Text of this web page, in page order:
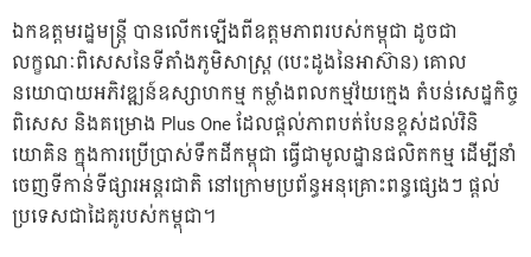
ឯកឧត្តមរដ្ឋមន្ត្រី បានលើកឡើងពីឧត្តមភាពរបស់កម្ពុជា ដូចជា
លក្ខណៈពិសេសនៃទីតាំងភូមិសាស្ត្រ​ (បេះដូងនៃអាស៊ាន)​ គោល
នយោបាយអភិវឌ្ឍន៍ឧស្សាហកម្ម កម្លាំងពលកម្មវ័យក្មេង តំបន់សេដ្ឋកិច្ច
ពិសេស និងគម្រោង Plus One ដែលផ្តល់ភាពបត់បែនខ្ពស់ដល់វិនិ
យោគិន ក្នុងការប្រើប្រាស់ទឹកដីកម្ពុជា ធ្វើជាមូលដ្ឋានផលិតកម្ម ដើម្បី​នាំ
ចេញទីកាន់ទីផ្សារអន្តរជាតិ នៅក្រោមប្រព័ន្ធអនុគ្រោះពន្ធផ្សេងៗ ផ្តល់
ប្រទេសជាដៃគូរបស់កម្ពុជា។